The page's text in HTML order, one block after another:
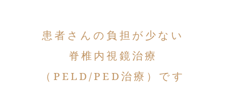
患者さんの負担が少ない
脊椎内視鏡治療
（PELD/PED治療）です